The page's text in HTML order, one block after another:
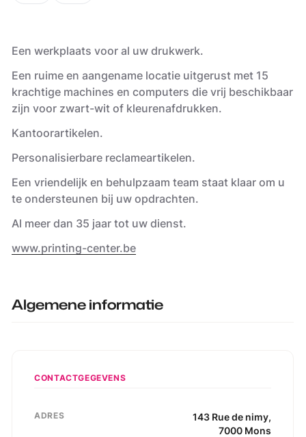
Een werkplaats voor al uw drukwerk.
Een ruime en aangename locatie uitgerust met 15
krachtige machines en computers die vrij beschikbaar
zijn voor zwart-wit of kleurenafdrukken.
Kantoorartikelen.
Personalisierbare reclameartikelen.
Een vriendelijk en behulpzaam team staat klaar om u
te ondersteunen bij uw opdrachten.
Al meer dan 35 jaar tot uw dienst.
www.printing-center.be
Algemene informatie
CONTACTGEGEVENS
ADRES 143 Rue de nimy,
7000 Mons